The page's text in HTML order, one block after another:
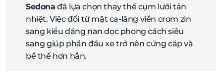
Sedona đã lựa chọn thay thế cụm lưới tản
nhiệt. Việc đổi từ mặt ca-lăng viền crom zin
sang kiểu dáng nan dọc phong cách siêu
sang giúp phần đầu xe trở nên cứng cáp và
bề thế hơn hẳn.